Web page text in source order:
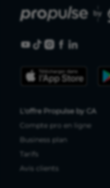
L'offre Propulse by CA
Compte pro en ligne
Business plan
Tarifs
Avis clients